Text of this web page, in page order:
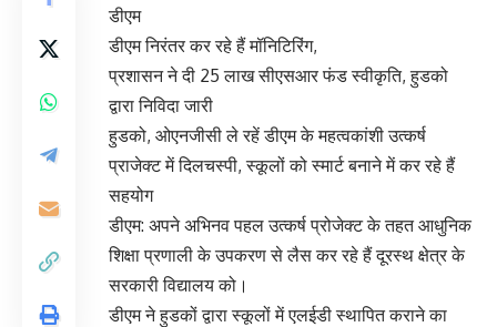
डीएम
डीएम निरंतर कर रहे हैं मॉनिटिरिंग,
प्रशासन ने दी 25 लाख सीएसआर फंड स्वीकृति, हुडको
द्वारा निविदा जारी
हुडको, ओएनजीसी ले रहें डीएम के महत्वकांशी उत्कर्ष
प्राजेक्ट में दिलचस्पी, स्कूलों को स्मार्ट बनाने में कर रहे हैं
सहयोग
डीएम: अपने अभिनव पहल उत्कर्ष प्रोजेक्ट के तहत आधुनिक
शिक्षा प्रणाली के उपकरण से लैस कर रहे हैं दूरस्थ क्षेत्र के
सरकारी विद्यालय को।
डीएम ने हुडकों द्वारा स्कूलों में एलईडी स्थापित कराने का